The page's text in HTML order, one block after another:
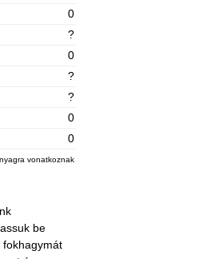
0
?
0
?
?
0
0
vonatkoznak
be